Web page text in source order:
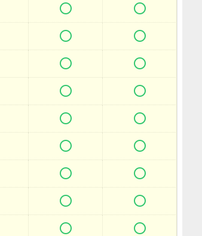
 
 
 
 
 
 
 
 
 